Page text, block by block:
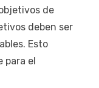
de
deben ser
Esto
para el